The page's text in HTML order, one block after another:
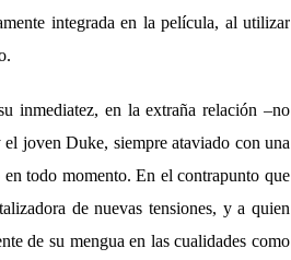
integrada en la película, al utilizar
inmediatez, en la extraña relación –no
joven Duke, siempre ataviado con una
todo momento. En el contrapunto que
de nuevas tensiones, y a quien
de su mengua en las cualidades como